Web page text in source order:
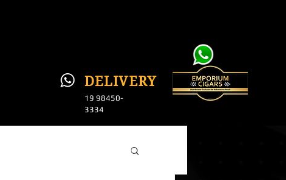
DELIVERY
19 98450-
3334